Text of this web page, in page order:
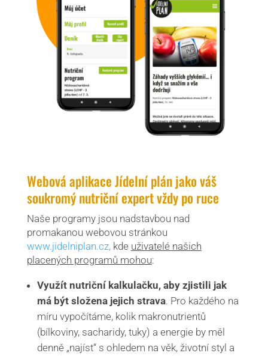
Webová aplikace Jídelní plán jako váš
soukromý nutriční expert vždy po ruce
Naše programy jsou nadstavbou nad
promakanou webovou stránkou
www.jidelniplan.cz,kde uživatelé našich
placených programů mohou:
Využít nutriční kalkulačku, aby zjistili jak
má být složena jejich strava. Pro každého na
míru vypočítáme, kolik makronutrientů
(bílkoviny, sacharidy, tuky) a energie by měl
denně „najíst“ s ohledem na věk, životní styl a